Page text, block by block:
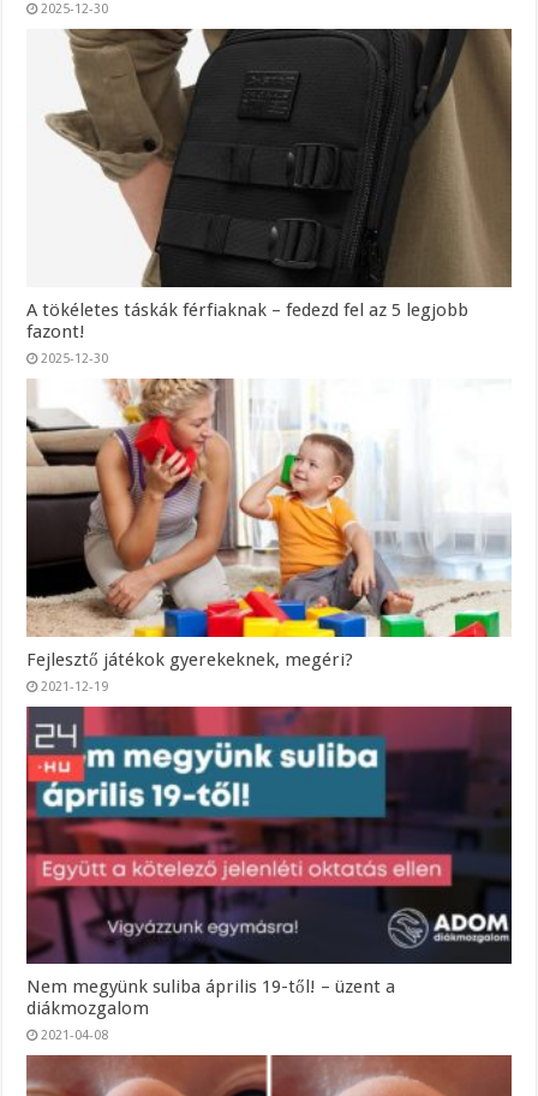
2025-12-30
A tökéletes táskák férfiaknak – fedezd fel az 5 legjobb
fazont!
2025-12-30
Fejlesztő játékok gyerekeknek, megéri?
2021-12-19
Nem megyünk suliba április 19-től! – üzent a
diákmozgalom
2021-04-08